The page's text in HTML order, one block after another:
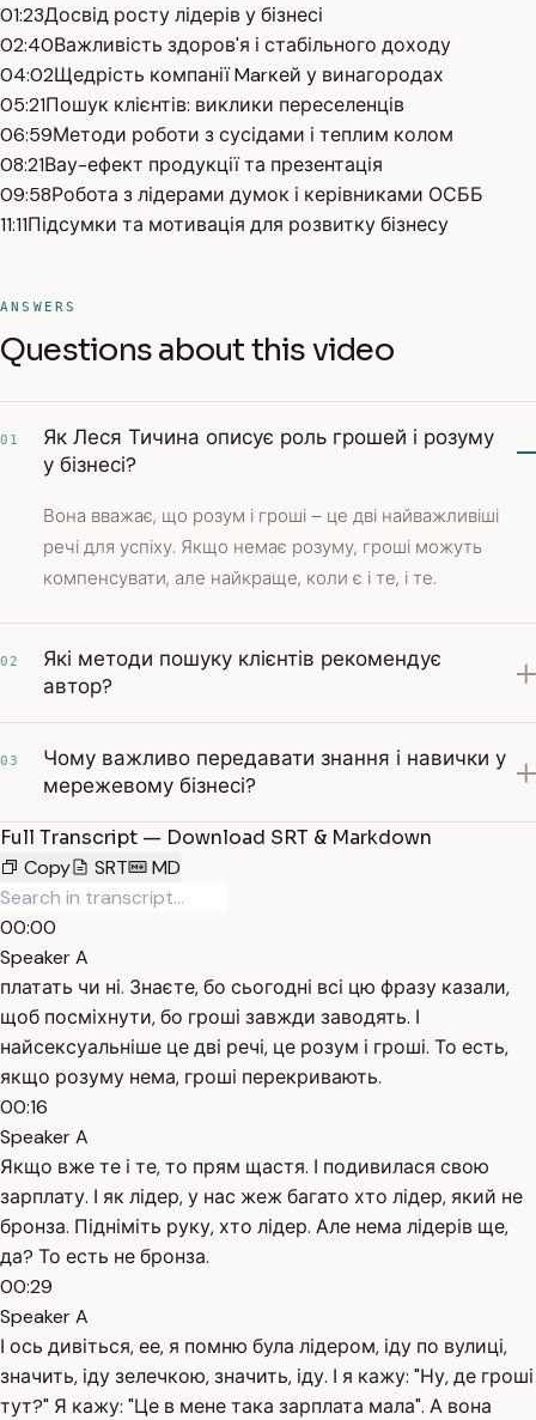
01:23Досвід росту лідерів у бізнесі
02:40Важливість здоров'я і стабільного доходу
04:02Щедрість компанії Marкей у винагородах
05:21Пошук клієнтів: виклики переселенців
06:59Методи роботи з сусідами і теплим колом
08:21Вау-ефект продукції та презентація
09:58Робота з лідерами думок і керівниками ОСББ
11:11Підсумки та мотивація для розвитку бізнесу
ANSWERS
Questions about this video
01
Як Леся Тичина описує роль грошей і розуму
у бізнесі?
Вона вважає, що розум і гроші – це дві найважливіші
речі для успіху. Якщо немає розуму, гроші можуть
компенсувати, але найкраще, коли є і те, і те.
02
Які методи пошуку клієнтів рекомендує
автор?
03
Чому важливо передавати знання і навички у
мережевому бізнесі?
Full Transcript — Download SRT & Markdown
Copy
SRT MD
00:00
Speaker A
платать чи ні. Знаєте, бо сьогодні всі цю фразу казали,
щоб посміхнути, бо гроші завжди заводять. І
найсексуальніше це дві речі, це розум і гроші. То есть,
якщо розуму нема, гроші перекривають.
00:16
Speaker A
Якщо вже те і те, то прям щастя. І подивилася свою
зарплату. І як лідер, у нас жеж багато хто лідер, який не
бронза. Підніміть руку, хто лідер. Але нема лідерів ще,
да? То есть не бронза.
00:29
Speaker A
І ось дивіться, ее, я помню була лідером, іду по вулиці,
значить, іду зелечкою, значить, іду. І я кажу: "Ну, де гроші
тут?" Я кажу: "Це в мене така зарплата мала". А вона